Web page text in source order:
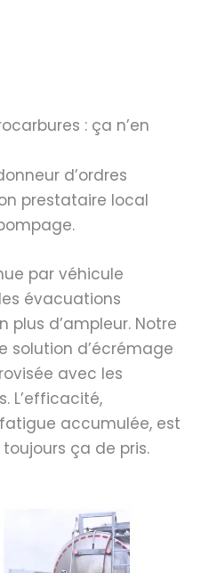
: ça n’en
d’ordres
prestataire local
par véhicule
évacuations
plus d’ampleur. Notre
solution d’écrémage
avec les
L’efficacité,
accumulée, est
ça de pris.